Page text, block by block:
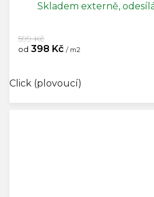
Skladem externě,
od 398 Kč / m2
599 Kč
Click (plovoucí)